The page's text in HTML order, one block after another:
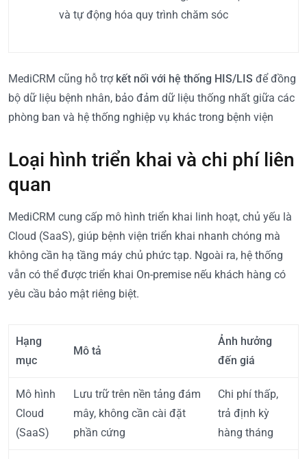
và tự động hóa quy trình chăm sóc
MediCRM cũng hỗ trợ kết nối với hệ thống HIS/LIS để đồng
bộ dữ liệu bệnh nhân, bảo đảm dữ liệu thống nhất giữa các
phòng ban và hệ thống nghiệp vụ khác trong bệnh viện
Loại hình triển khai và chi phí liên
quan
MediCRM cung cấp mô hình triển khai linh hoạt, chủ yếu là
Cloud (SaaS), giúp bệnh viện triển khai nhanh chóng mà
không cần hạ tầng máy chủ phức tạp. Ngoài ra, hệ thống
vẫn có thể được triển khai On-premise nếu khách hàng có
yêu cầu bảo mật riêng biệt.
Hạng
mục
Mô tả
Ảnh hưởng
đến giá
Mô hình
Cloud
(SaaS)
Lưu trữ trên nền tảng đám
mây, không cần cài đặt
phần cứng
Chi phí thấp,
trả định kỳ
hàng tháng